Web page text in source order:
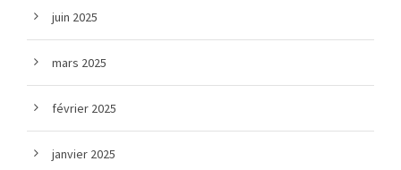
juin 2025
mars 2025
février 2025
janvier 2025